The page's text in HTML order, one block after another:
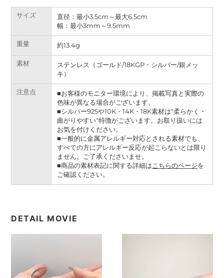
サイズ
直径：最小3.5cm～最大6.5cm
幅：最小3mm～9.5mm
重量 約13.4g
素材
ステンレス（ゴールド/18KGP・シルバー/銀メッ
キ）
注意点
■お客様のモニター環境により、掲載写真と実際の
色味が異なる場合がございます。
■シルバー925や10K・14K・18K素材は"柔らかく・
曲がりやすい"特徴がございます。お取り扱いには
お気を付けください。
■一般的に金属アレルギー対応とされる素材でも、
すべての方にアレルギー反応が起こらないとは限り
ません。ご了承くださいませ。
■商品の素材表記に関する詳細はこちらのページを
ご確認ください。
DETAIL MOVIE